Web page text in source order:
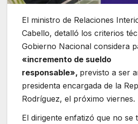
El ministro de Relaciones
Cabello, detalló los criterios
Gobierno Nacional considera
«incremento de sueldo
responsable», previsto a ser
presidenta encargada de la
Rodríguez, el próximo viernes.
El dirigente enfatizó que no se